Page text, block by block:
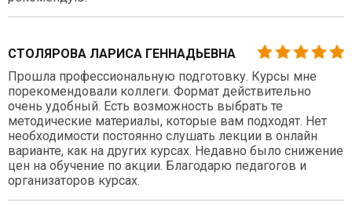
СТОЛЯРОВА ЛАРИСА ГЕННАДЬЕВНА
Прошла профессиональную подготовку. Курсы мне
порекомендовали коллеги. Формат действительно
очень удобный. Есть возможность выбрать те
методические материалы, которые вам подходят. Нет
необходимости постоянно слушать лекции в онлайн
варианте, как на других курсах. Недавно было снижение
цен на обучение по акции. Благодарю педагогов и
организаторов курсах.